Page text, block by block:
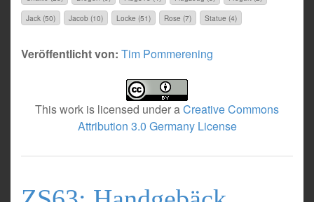
Jack (50)
Jacob (10) Locke (51) Rose (7) Statue (4)
Veröffentlicht von: Tim Pommerening
This work is licensed under aCreative Commons
Attribution 3.0 Germany License